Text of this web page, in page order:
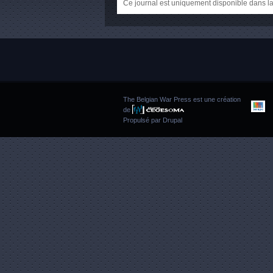
Ce journal est uniquement disponible dans
The Belgian War Press est une création
de
Propulsé par Drupal